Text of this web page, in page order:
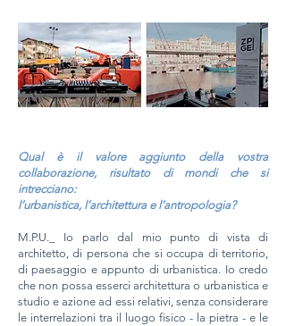
Qual è il valore aggiunto della vostra
collaborazione, risultato di mondi che si
intrecciano:
l’urbanistica, l’architettura e l’antropologia?
M.P.U._ Io parlo dal mio punto di vista di
architetto, di persona che si occupa di territorio,
di paesaggio e appunto di urbanistica. Io credo
che non possa esserci architettura o urbanistica e
studio e azione ad essi relativi, senza considerare
le interrelazioni tra il luogo fisico - la pietra - e le